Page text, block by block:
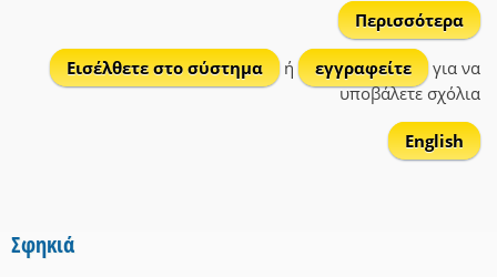
Περισσότερα
Εισέλθετε στο σύστημα
ή εγγραφείτε
για να
υποβάλετε σχόλια
English
Σφηκιά